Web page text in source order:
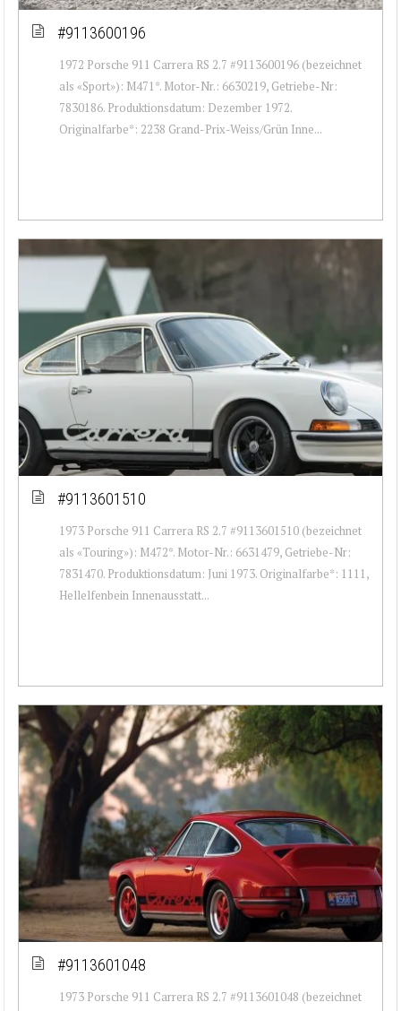
#9113600196
1972 Porsche 911 Carrera RS 2.7 #9113600196 (bezeichnet
als «Sport»): M471*. Motor-Nr.: 6630219, Getriebe-Nr:
7830186. Produktionsdatum: Dezember 1972.
Originalfarbe*: 2238 Grand-Prix-Weiss/Grün Inne...
#9113601510
1973 Porsche 911 Carrera RS 2.7 #9113601510 (bezeichnet
als «Touring»): M472*. Motor-Nr.: 6631479, Getriebe-Nr:
7831470. Produktionsdatum: Juni 1973. Originalfarbe*: 1111,
Hellelfenbein Innenausstatt...
#9113601048
1973 Porsche 911 Carrera RS 2.7 #9113601048 (bezeichnet